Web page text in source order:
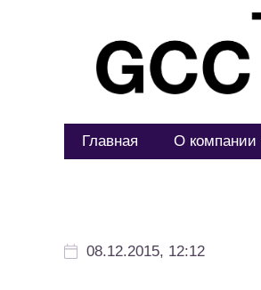
Главная О компании
08.12.2015, 12:12